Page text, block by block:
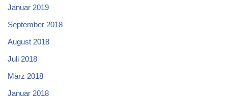
Januar 2019
September 2018
August 2018
Juli 2018
März 2018
Januar 2018